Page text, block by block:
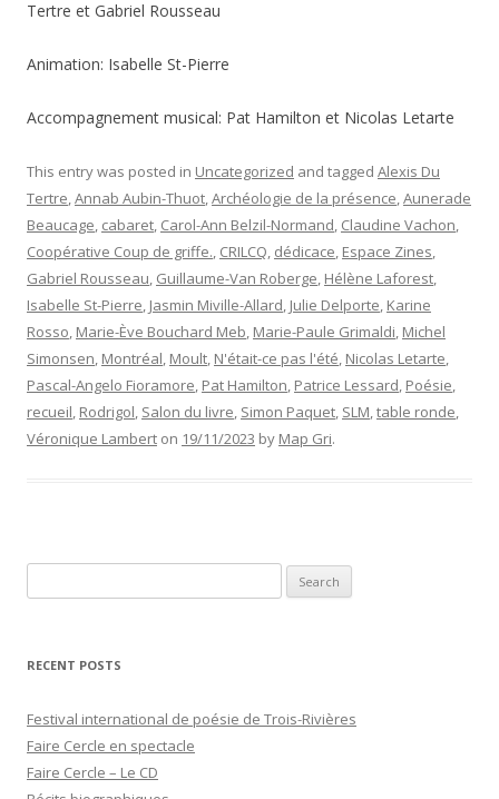
Tertre et Gabriel Rousseau
Animation: Isabelle St-Pierre
Accompagnement musical: Pat Hamilton et Nicolas Letarte
This entry was posted in Uncategorized and tagged Alexis Du
Tertre,Annab Aubin-Thuot,Archéologie de la présence,Aunerade
Beaucage, cabaret, Carol-Ann Belzil-Normand, Claudine Vachon,
Coopérative Coup de griffe., CRILCQ, dédicace, Espace Zines,
Gabriel Rousseau, Guillaume-Van Roberge, Hélène Laforest,
Isabelle St-Pierre, Jasmin Miville-Allard, Julie Delporte, Karine
Rosso, Marie-Ève Bouchard Meb, Marie-Paule Grimaldi, Michel
Simonsen, Montréal, Moult, N'était-ce pas l'été, Nicolas Letarte,
Pascal-Angelo Fioramore, Pat Hamilton, Patrice Lessard, Poésie,
recueil, Rodrigol, Salon du livre, Simon Paquet, SLM,table ronde,
Véronique Lambert on 19/11/2023 by Map Gri.
for:
RECENT POSTS
Festival international de poésie de Trois-Rivières
Faire Cercle en spectacle
Faire Cercle – Le CD